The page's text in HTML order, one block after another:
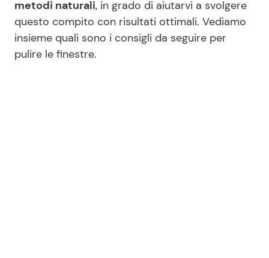
Festività Ricette per Bambini
metodi naturali, in grado di aiutarvi a svolgere
questo compito con risultati ottimali. Vediamo
insieme quali sono i consigli da seguire per
pulire le finestre.